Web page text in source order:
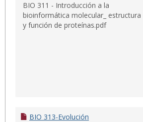
BIO 311 - Introducción a la
bioinformática molecular_ estructura
y función de proteínas.pdf
BIO 313-Evolución